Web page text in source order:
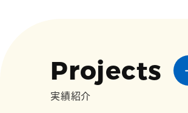
Projects
実績紹介